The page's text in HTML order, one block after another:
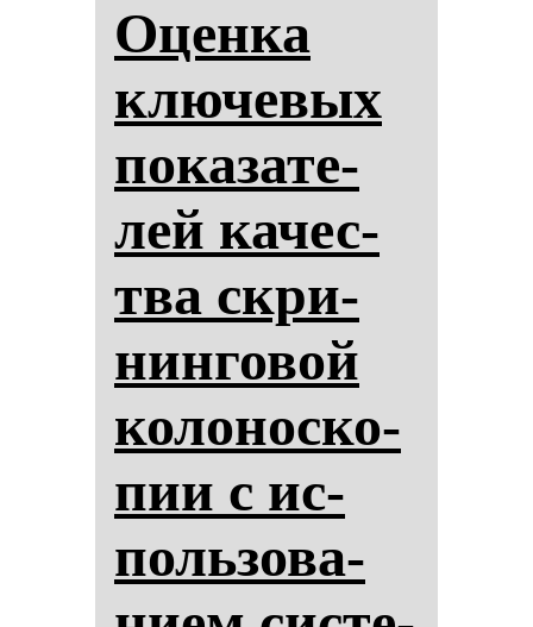
Оцен­ка
клю­че­вых
по­ка­за­те­
лей ка­чес­
тва скри­
нин­го­вой
ко­ло­нос­ко­
пии с ис­
поль­зо­ва­